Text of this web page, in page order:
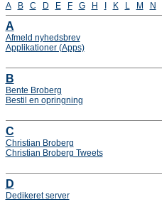
A B C D E F G H K L M N
A
Afmeld nyhedsbrev
Applikationer (Apps)
B
Bente Broberg
Bestil en opringning
C
Christian Broberg
Christian Broberg Tweets
D
Dedikeret server